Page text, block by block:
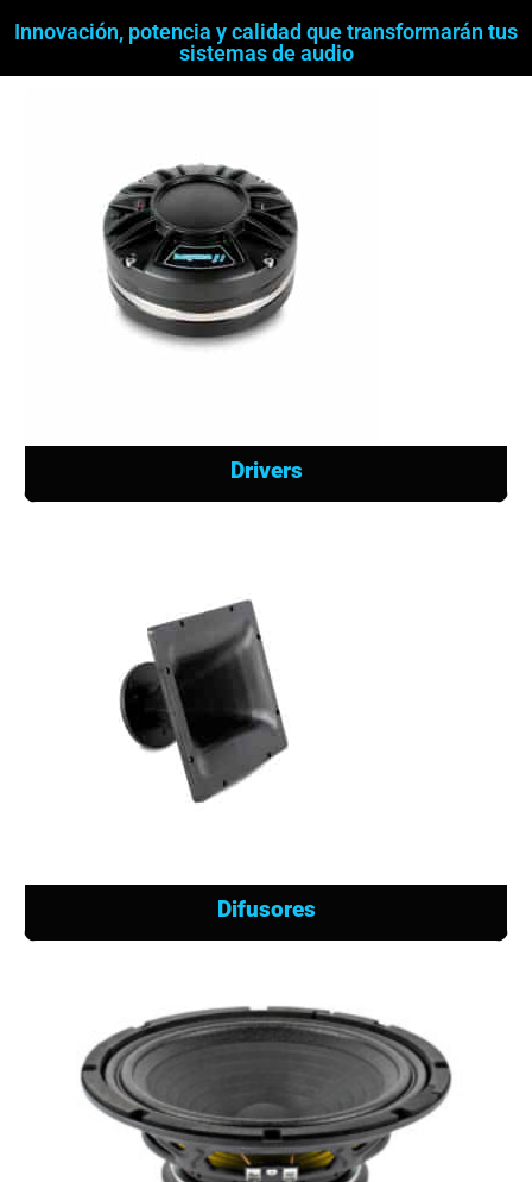
Innovación, potencia y calidad que transformarán tus
sistemas de audio
Drivers
Difusores